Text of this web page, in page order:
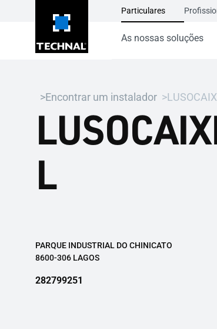
Particulares
As nossas soluções
Encontrar um instalador
L
PARQUE INDUSTRIAL DO CHINICATO
8600-306 LAGOS
282799251